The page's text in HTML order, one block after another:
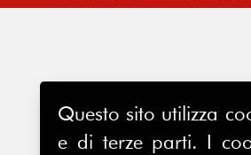
Questo sito utilizza
e di terze parti. I